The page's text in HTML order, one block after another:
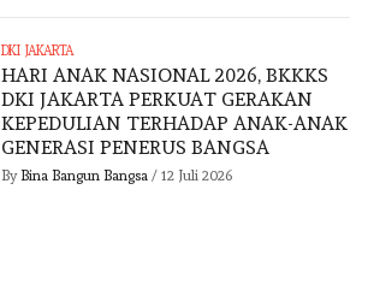
DKI JAKARTA
HARI ANAK NASIONAL 2026, BKKKS
DKI JAKARTA PERKUAT GERAKAN
KEPEDULIAN TERHADAP ANAK-ANAK
GENERASI PENERUS BANGSA
By Bina Bangun Bangsa / 12 Juli 2026